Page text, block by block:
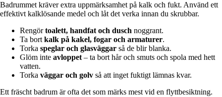
Badrummet kräver extra uppmärksamhet på kalk och fukt. Använd ett
effektivt kalklösande medel och låt det verka innan du skrubbar.
Rengörtoalett, handfat och dusch noggrant.
Ta bort kalk på kakel, fogar och armaturer.
Torka speglar och glasväggar så de blir blanka.
Glöm inte avloppet – ta bort hår och smuts och spola med hett
vatten.
Torka väggar och golv så att inget fuktigt lämnas kvar.
Ett fräscht badrum är ofta det som märks mest vid en flyttbesiktning.